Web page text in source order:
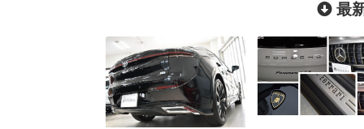
最